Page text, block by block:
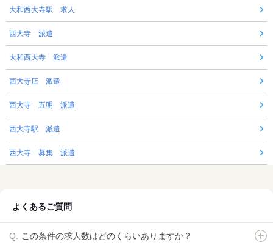
大和西大寺駅 求人
西大寺 派遣
大和西大寺 派遣
西大寺店 派遣
西大寺 五明 派遣
西大寺駅 派遣
西大寺 募集 派遣
よくあるご質問
この条件の求人数はどのくらいありますか？